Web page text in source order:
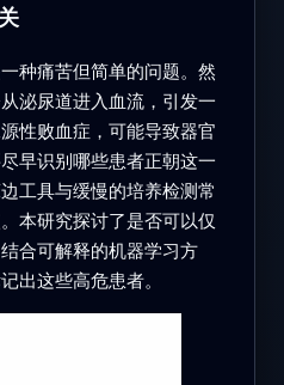
种痛苦但简单的问题。然
泌尿道进入血流，引发一
性败血症，可能导致器官
早识别哪些患者正朝这一
工具与缓慢的培养检测常
本研究探讨了是否可以仅
合可解释的机器学习方
出这些高危患者。